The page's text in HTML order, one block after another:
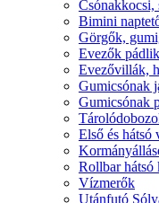
Csónakkocsi,
Bimini
Görgők,
Evezők pádlik
Evezővillák,
Gumicsónak
Gumicsónak
Első és hátsó
Rollbar hátsó
Vízmerők
Utánfutó